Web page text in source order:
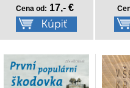
Cena od: 17,- €